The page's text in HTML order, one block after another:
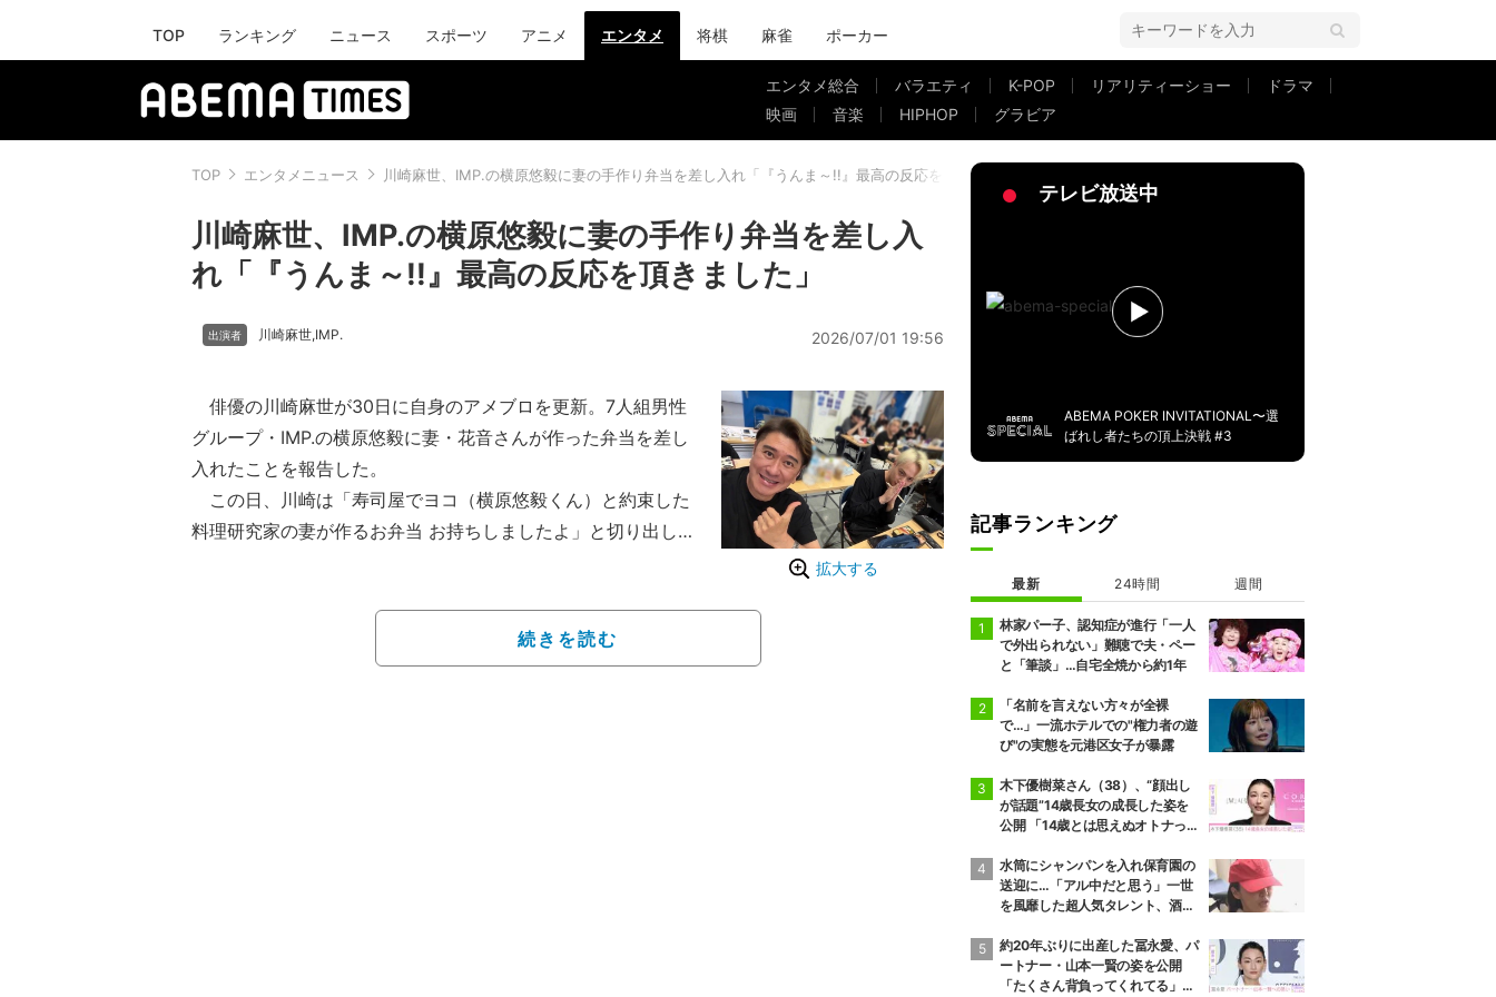
TOP ランキング ニュース スポーツ アニメ エンタメ 将棋 麻雀 ポーカー
エンタメ総合 バラエティ K-POP リアリティーショー
ドラマ
映画
音楽 HIPHOP グラビア
TOP エンタメニュース 川崎麻世、IMP.の横原悠毅に妻の手作り弁当を差し入れ「『うんま～!!』最高の反応を頂きました」
川崎麻世、IMP.の横原悠毅に妻の手作り弁当を差し入
れ「『うんま～!!』最高の反応を頂きました」
川崎麻世,IMP. 2026/07/01 19:56
拡大する
俳優の川崎麻世が30日に自身のアメブロを更新。7人組男性
グループ・IMP.の横原悠毅に妻・花音さんが作った弁当を差し
入れたことを報告した。
この日、川崎は「寿司屋でヨコ（横原悠毅くん）と約束した
料理研究家の妻が作るお弁当 お持ちしましたよ」と切り出し、
よりも一枚多く」「カレーはヨコのはきのこ抜き」と、きのこ
が苦手な横原のために特別仕様になっていることを説明した。
続きを読む
テレビ放送中
ABEMA POKER INVITATIONAL〜選
ばれし者たちの頂上決戦 #3
記事ランキング
最新 24時間 週間
林家パー子、認知症が進行「一人
で外出られない」難聴で夫・ペー
と「筆談」…自宅全焼から約1年
「名前を言えない方々が全裸
で…」一流ホテルでの"権力者の遊
び"の実態を元港区女子が暴露
木下優樹菜さん（38）、“顔出し
が話題”14歳長女の成長した姿を
公開 「14歳とは思えぬオトナっぽ
ぎる」など反響
水筒にシャンパンを入れ保育園の
送迎に…「アル中だと思う」一世
を風靡した超人気タレント、酒漬
約20年ぶりに出産した冨永愛、パ
ートナー・山本一賢の姿を公開
「たくさん背負ってくれてる」感